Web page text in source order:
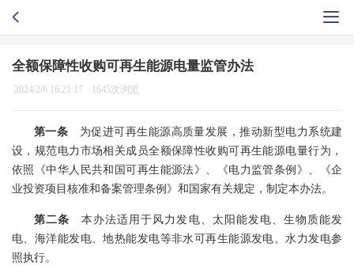
全额保障性收购可再生能源电量监管办法
2024/2/6 16:21:17 1645次浏览
第一条 为促进可再生能源高质量发展，推动新型电力系统建
设，规范电力市场相关成员全额保障性收购可再生能源电量行为，
依照《中华人民共和国可再生能源法》、《电力监管条例》、《企
业投资项目核准和备案管理条例》和国家有关规定，制定本办法。
第二条 本办法适用于风力发电、太阳能发电、生物质能发
电、海洋能发电、地热能发电等非水可再生能源发电。水力发电参
照执行。